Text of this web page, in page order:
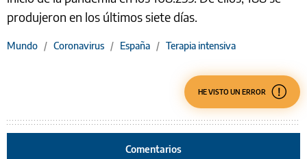
produjeron en los últimos siete días.
Mundo / Coronavirus / España / Terapia intensiva
HE VISTO UN ERROR
Comentarios